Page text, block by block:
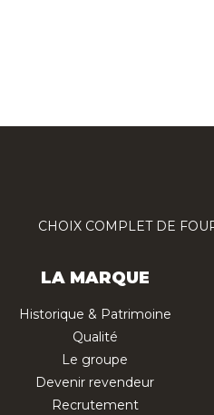
CHOIX COMPLET DE
LA MARQUE
Historique & Patrimoine
Qualité
Le groupe
Devenir revendeur
Recrutement